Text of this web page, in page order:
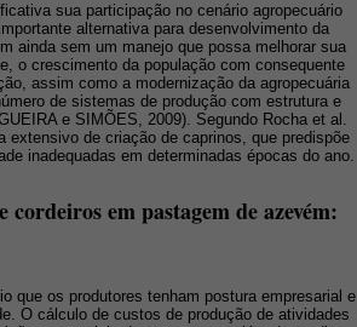
sua participação no cenário agropecuário
alternativa para desenvolvimento da
ainda sem um manejo que possa melhorar sua
o crescimento da população com consequente
assim como a modernização da agropecuária
de sistemas de produção com estrutura e
e SIMÕES, 2009). Segundo Rocha et al.
extensivo de criação de caprinos, que predispõe
inadequadas em determinadas épocas do ano.
em pastagem de azevém:
que os produtores tenham postura empresarial e
O cálculo de custos de produção de atividades